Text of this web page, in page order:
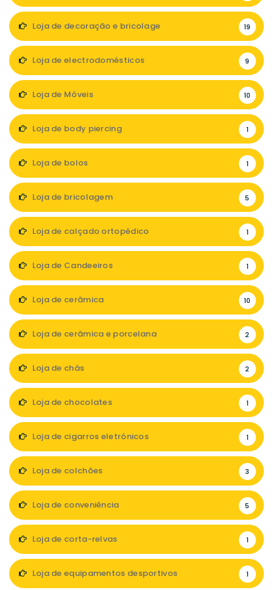
Loja de decoração e bricolage 19
Loja de electrodomésticos 9
Loja de Móveis 10
Loja de body piercing 1
Loja de bolos 1
Loja de bricolagem 5
Loja de calçado ortopédico 1
Loja de Candeeiros 1
Loja de cerâmica 10
Loja de cerâmica e porcelana 2
Loja de chás 2
Loja de chocolates 1
Loja de cigarros eletrónicos 1
Loja de colchões 3
Loja de conveniência 5
Loja de corta-relvas 1
Loja de equipamentos desportivos 1